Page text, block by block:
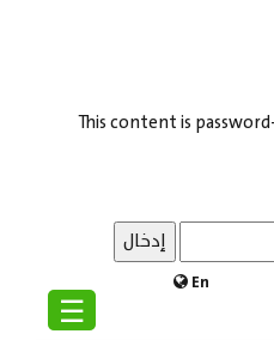
En
☰
This content is